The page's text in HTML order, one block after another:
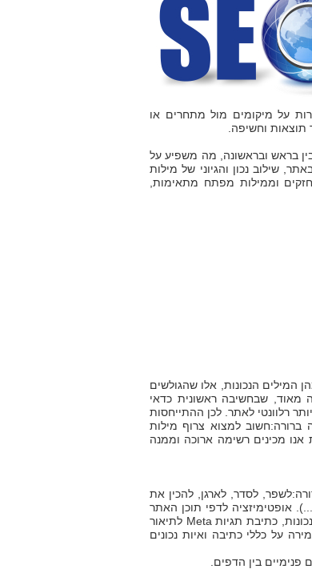
על מיקומים מול מתחרים או
וחשיפה.
בראש ובראשונה, מה משפיע על
שילוב נכון והגיוני של מילות
וממילות מפתח מתאימות,
הנכונות, אלו שהגולשים
מאוד, שבחשיבה ראשונית כדאי
רלוונטי לאתר. לכן ההתייחסות
ברורה:חשוב למצוא צרוף מילות
מכינים רשימה ארוכה וממנה
לסדר, לארגן, להכין את
אופטימיזציה לדפי תוכן האתר
באה לידי ביטוי בשיפור וכתיבה נכונה של התוכן ,של כותרות האתר וכותרות העמוד, שימוש בתגיות נכונות, כתיבת תגיות Meta לתיאור
על כללי כתיבה ואיות נכונים
בין הדפים.